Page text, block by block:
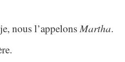
nous l’appelonsMartha.